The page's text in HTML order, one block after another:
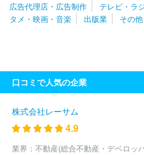
株式会社埼玉新聞社
株式会社東
社
株式会社上毛新聞社 株式会社
新聞社
株式会社物流ニッポン新聞
会社神奈川中央新聞社
糧新聞社
株式会社神奈川新聞社
三和プランニングセンター株式会社
社日本農業新聞
会社ＢＣＮ
株式会社ＡＭＳ
テイリング
株式会社新潟日報社
広告代理店・広告制作 テレビ・ラ
タメ・映画・音楽
出版業 その他
口コミで人気の企業
株式会社レーサム
4.9
業界： 不動産(総合不動産・デベロッ